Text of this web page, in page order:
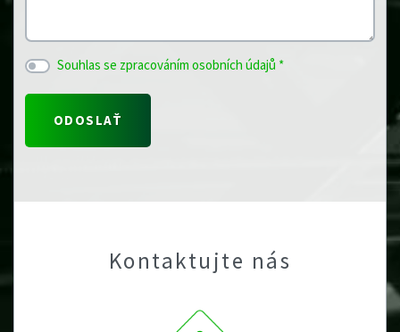
Souhlas se zpracováním osobních údajů *
Kontaktujte nás